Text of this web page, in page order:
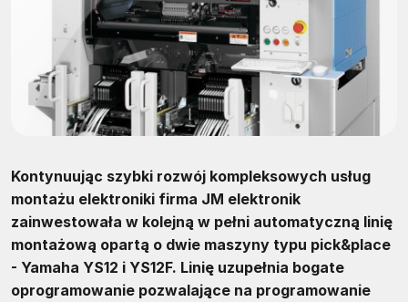
Kontynuując szybki rozwój kompleksowych usług
montażu elektroniki firma JM elektronik
zainwestowała w kolejną w pełni automatyczną linię
montażową opartą o dwie maszyny typu pick&place
- Yamaha YS12 i YS12F. Linię uzupełnia bogate
oprogramowanie pozwalające na programowanie